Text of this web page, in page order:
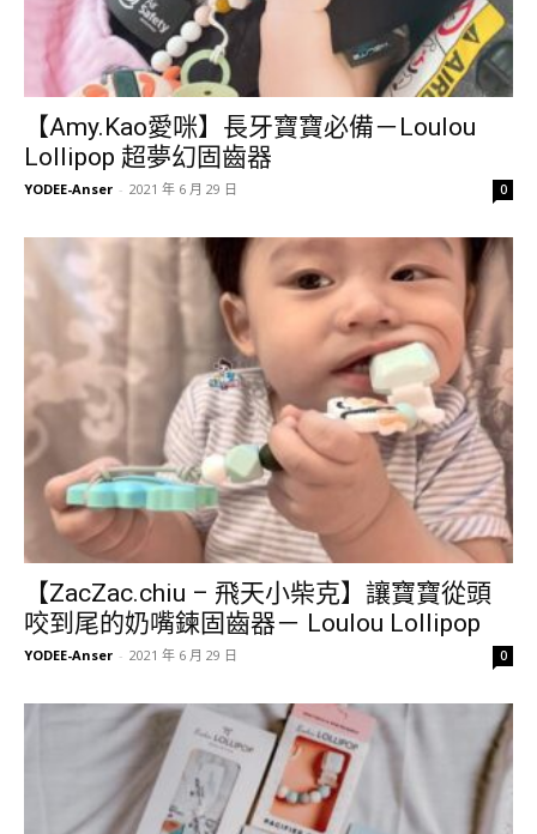
【Amy.Kao愛咪】長牙寶寶必備－Loulou
Lollipop 超夢幻固齒器
YODEE-Anser - 2021 年 6 月 29 日 0
【ZacZac.chiu – 飛天小柴克】讓寶寶從頭
咬到尾的奶嘴鍊固齒器－ Loulou Lollipop
YODEE-Anser - 2021 年 6 月 29 日 0